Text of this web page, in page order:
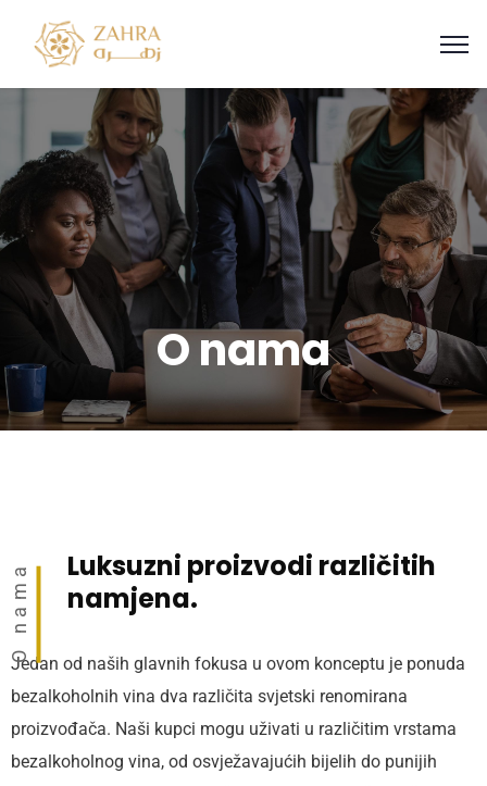
O nama
O nama
Luksuzni proizvodi različitih
namjena.
Jedan od naših glavnih fokusa u ovom konceptu je ponuda
bezalkoholnih vina dva različita svjetski renomirana
proizvođača. Naši kupci mogu uživati u različitim vrstama
bezalkoholnog vina, od osvježavajućih bijelih do punijih